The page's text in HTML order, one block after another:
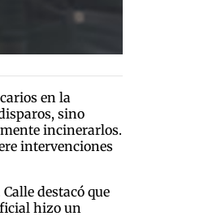
en la
sino
incinerarlos.
intervenciones
destacó que
hizo un